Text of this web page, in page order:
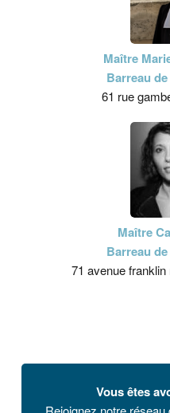
Maître
Barreau
61 rue
Maître
Barreau
71 avenue
Vous êtes